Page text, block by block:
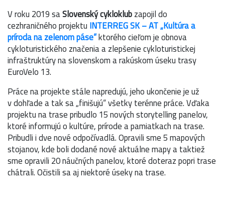
V roku 2019 saSlovenský cykloklubzapojil do
cezhraničného projektuINTERREG SK – AT „Kultúra a
príroda na zelenom páse“ktorého cieľom je obnova
cykloturistického značenia a zlepšenie cykloturistickej
infraštruktúry na slovenskom a rakúskom úseku trasy
EuroVelo 13.
Práce na projekte stále napredujú, jeho ukončenie je už
v dohľade a tak sa „finišujú“ všetky terénne práce. Vďaka
projektu na trase pribudlo 15 nových storytelling panelov,
ktoré informujú o kultúre, prírode a pamiatkach na trase.
Pribudli i dve nové odpočívadlá. Opravili sme 5 mapových
stojanov, kde boli dodané nové aktuálne mapy a taktiež
sme opravili 20 náučných panelov, ktoré doteraz popri trase
chátrali. Očistili sa aj niektoré úseky na trase.